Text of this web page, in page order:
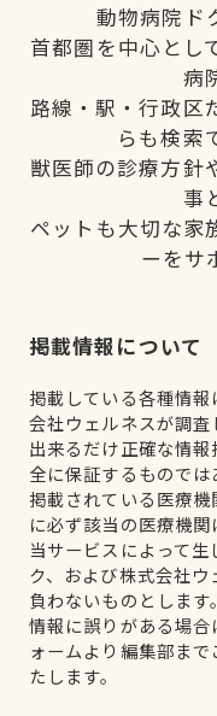
動物病院ド
首都圏を中心とし
病
路線・駅・行政区
らも検索
獣医師の診療方針
事
ペットも大切な家
ーをサ
掲載情報について
掲載している各種情
会社ウェルネスが調査
出来るだけ正確な情
全に保証するものでは
掲載されている医療
に必ず該当の医療機関
当サービスによって
ク、および株式会社
負わないものとします。
情報に誤りがある場
ォームより編集部ま
たします。